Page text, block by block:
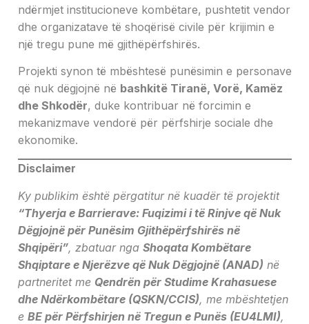
ndërmjet institucioneve kombëtare, pushtetit vendor
dhe organizatave të shoqërisë civile për krijimin e
një tregu pune më gjithëpërfshirës.
Projekti synon të mbështesë punësimin e personave
që nuk dëgjojnë në bashkitë Tiranë, Vorë, Kamëz
dhe Shkodër, duke kontribuar në forcimin e
mekanizmave vendorë për përfshirje sociale dhe
ekonomike.
Disclaimer
Ky publikim është përgatitur në kuadër të projektit
“Thyerja e Barrierave: Fuqizimi i të Rinjve që Nuk
Dëgjojnë për Punësim Gjithëpërfshirës në
Shqipëri”, zbatuar nga Shoqata Kombëtare
Shqiptare e Njerëzve që Nuk Dëgjojnë (ANAD) në
partneritet me Qendrën për Studime Krahasuese
dhe Ndërkombëtare (QSKN/CCIS), me mbështetjen
e BE për Përfshirjen në Tregun e Punës (EU4LMI),